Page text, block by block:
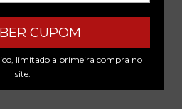
CUPOM
limitado a primeira compra no
site.